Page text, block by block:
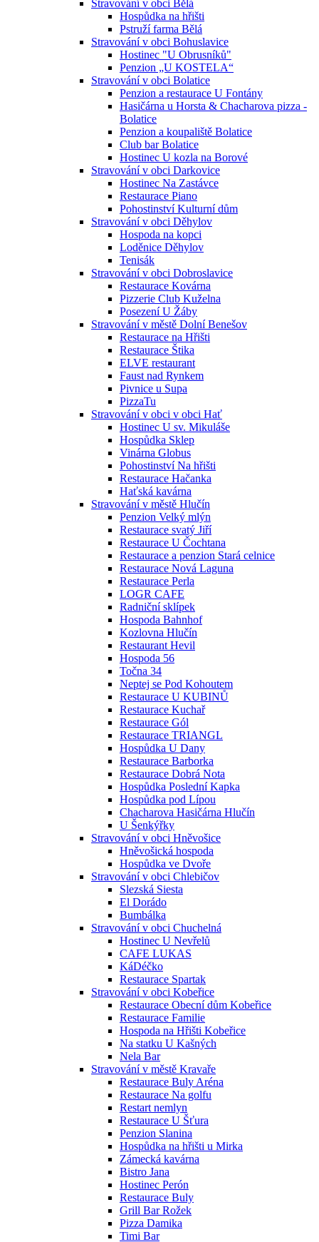
Stravování v obci Bělá
Hospůdka na hřišti
Pstruží farma Bělá
Stravování v obci Bohuslavice
Hostinec "U Obrusníků"
Penzion „U KOSTELA“
Stravování v obci Bolatice
Penzion a restaurace U Fontány
Hasičárna u Horsta & Chacharova pizza -
Bolatice
Penzion a koupaliště Bolatice
Club bar Bolatice
Hostinec U kozla na Borové
Stravování v obci Darkovice
Hostinec Na Zastávce
Restaurace Piano
Pohostinství Kulturní dům
Stravování v obci Děhylov
Hospoda na kopci
Loděnice Děhylov
Tenisák
Stravování v obci Dobroslavice
Restaurace Kovárna
Pizzerie Club Kuželna
Posezení U Žáby
Stravování v městě Dolní Benešov
Restaurace na Hřišti
Restaurace Štika
ELVE restaurant
Faust nad Rynkem
Pivnice u Supa
PizzaTu
Stravování v obci v obci Hať
Hostinec U sv. Mikuláše
Hospůdka Sklep
Vinárna Globus
Pohostinství Na hřišti
Restaurace Hačanka
Haťská kavárna
Stravování v městě Hlučín
Penzion Velký mlýn
Restaurace svatý Jiří
Restaurace U Čochtana
Restaurace a penzion Stará celnice
Restaurace Nová Laguna
Restaurace Perla
LOGR CAFE
Radniční sklípek
Hospoda Bahnhof
Kozlovna Hlučín
Restaurant Hevil
Hospoda 56
Točna 34
Neptej se Pod Kohoutem
Restaurace U KUBINŮ
Restaurace Kuchař
Restaurace Gól
Restaurace TRIANGL
Hospůdka U Dany
Restaurace Barborka
Restaurace Dobrá Nota
Hospůdka Poslední Kapka
Hospůdka pod Lípou
Chacharova Hasičárna Hlučín
U Šenkýřky
Stravování v obci Hněvošice
Hněvošická hospoda
Hospůdka ve Dvoře
Stravování v obci Chlebičov
Slezská Siesta
El Dorádo
Bumbálka
Stravování v obci Chuchelná
Hostinec U Nevřelů
CAFE LUKAS
KáDéčko
Restaurace Spartak
Stravování v obci Kobeřice
Restaurace Obecní dům Kobeřice
Restaurace Familie
Hospoda na Hřišti Kobeřice
Na statku U Kašných
Nela Bar
Stravování v městě Kravaře
Restaurace Buly Aréna
Restaurace Na golfu
Restart nemlyn
Restaurace U Šťura
Penzion Slanina
Hospůdka na hřišti u Mirka
Zámecká kavárna
Bistro Jana
Hostinec Perón
Restaurace Buly
Grill Bar Rožek
Pizza Damika
Timi Bar